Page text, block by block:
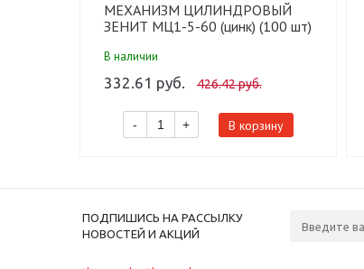
МЕХАНИЗМ ЦИЛИНДРОВЫЙ
ЗЕНИТ МЦ1-5-60 (цинк) (100 шт)
В наличии
332.61 руб. 426.42 руб.
- + В корзину
ПОДПИШИСЬ НА РАССЫЛКУ
НОВОСТЕЙ И АКЦИЙ